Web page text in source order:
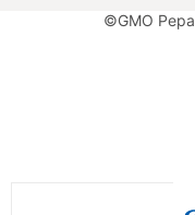
©GMO